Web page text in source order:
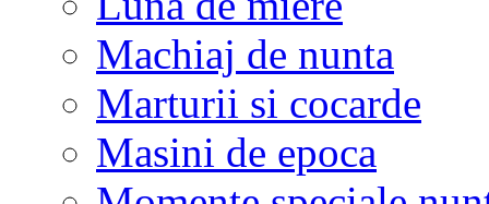
Machiaj de nunta
Marturii si cocarde
Masini de epoca